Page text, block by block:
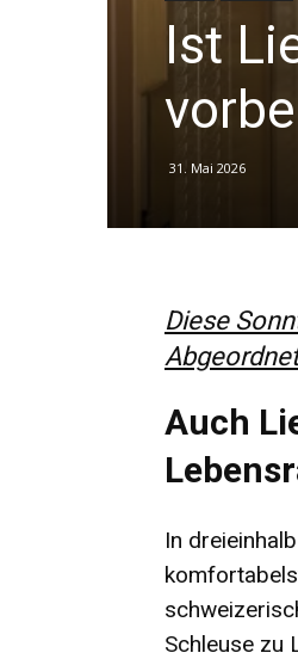
Ist
31. Mai 2026
Diese
Auch
In
Schleuse zu